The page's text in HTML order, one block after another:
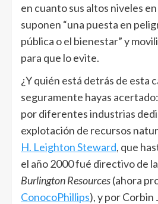
en cuanto sus altos niveles
suponen “una puesta en
pública o el bienestar” y
para que lo evite.
¿Y quién está detrás de esta
seguramente hayas
por diferentes industrias
explotación de recursos
H. Leighton Steward, que
el año 2000 fué directivo de
Burlington Resources(ahora
ConocoPhillips), y por Corbin